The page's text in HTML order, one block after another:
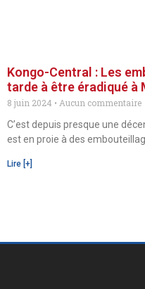
Kongo-Central : Les
tarde à être éradiqué à
8 juin 2024
Aucun commentaire
C’est depuis presque une
est en proie à des
Lire [+]